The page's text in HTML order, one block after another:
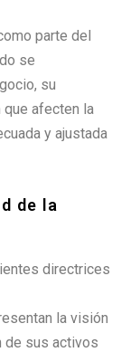
parte del
se
su
afecten la
y ajustada
de la
directrices
la visión
de sus activos